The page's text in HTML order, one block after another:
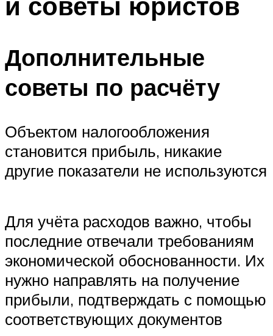
Дополнительные
советы по расчёту
Объектом налогообложения
становится прибыль, никакие
другие показатели не используются
Для учёта расходов важно, чтобы
последние отвечали требованиям
экономической обоснованности. Их
нужно направлять на получение
прибыли, подтверждать с помощью
соответствующих документов